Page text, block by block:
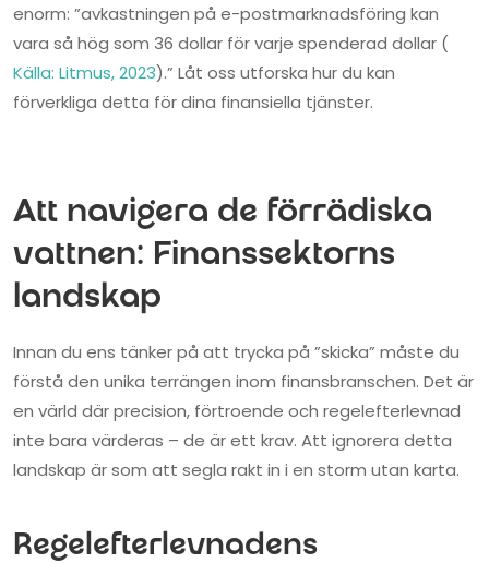
enorm: ”avkastningen på e-postmarknadsföring kan
vara så hög som 36 dollar för varje spenderad dollar (
Källa: Litmus, 2023).” Låt oss utforska hur du kan
förverkliga detta för dina finansiella tjänster.
Att navigera de förrädiska
vattnen: Finanssektorns
landskap
Innan du ens tänker på att trycka på ”skicka” måste du
förstå den unika terrängen inom finansbranschen. Det är
en värld där precision, förtroende och regelefterlevnad
inte bara värderas – de är ett krav. Att ignorera detta
landskap är som att segla rakt in i en storm utan karta.
Regelefterlevnadens